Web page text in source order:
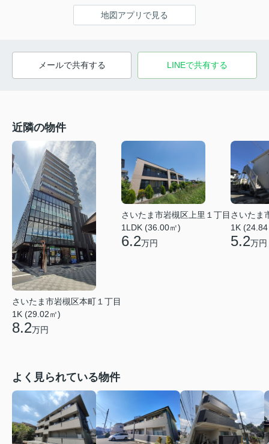
地図アプリで見る
メールで共有する LINEで共有する
近隣の物件
さいたま市岩槻区本町１丁目
1K (29.02㎡)
8.2万円
さいたま市岩槻区上里１丁目
1LDK (36.00㎡)
6.2万円
さいたま
1K
5.2万円
よく見られている物件